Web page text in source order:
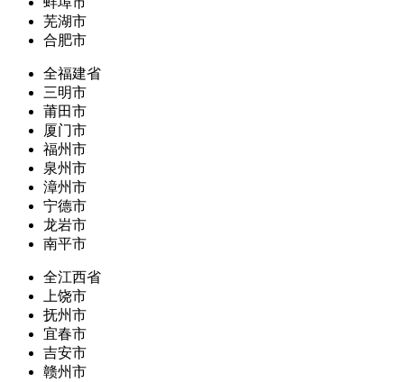
芜湖市
合肥市
全福建省
三明市
莆田市
厦门市
福州市
泉州市
漳州市
宁德市
龙岩市
南平市
全江西省
上饶市
抚州市
宜春市
吉安市
赣州市